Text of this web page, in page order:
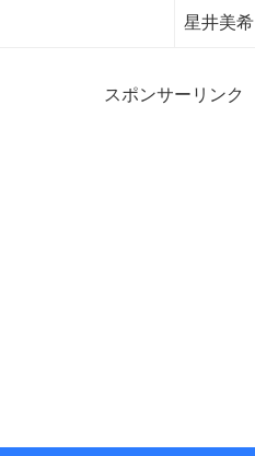
星井美希
スポンサーリンク